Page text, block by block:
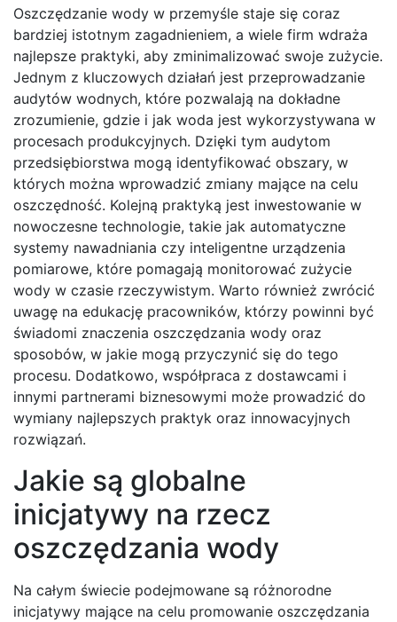
Oszczędzanie wody w przemyśle staje się coraz
bardziej istotnym zagadnieniem, a wiele firm wdraża
najlepsze praktyki, aby zminimalizować swoje zużycie.
Jednym z kluczowych działań jest przeprowadzanie
audytów wodnych, które pozwalają na dokładne
zrozumienie, gdzie i jak woda jest wykorzystywana w
procesach produkcyjnych. Dzięki tym audytom
przedsiębiorstwa mogą identyfikować obszary, w
których można wprowadzić zmiany mające na celu
oszczędność. Kolejną praktyką jest inwestowanie w
nowoczesne technologie, takie jak automatyczne
systemy nawadniania czy inteligentne urządzenia
pomiarowe, które pomagają monitorować zużycie
wody w czasie rzeczywistym. Warto również zwrócić
uwagę na edukację pracowników, którzy powinni być
świadomi znaczenia oszczędzania wody oraz
sposobów, w jakie mogą przyczynić się do tego
procesu. Dodatkowo, współpraca z dostawcami i
innymi partnerami biznesowymi może prowadzić do
wymiany najlepszych praktyk oraz innowacyjnych
rozwiązań.
Jakie są globalne
inicjatywy na rzecz
oszczędzania wody
Na całym świecie podejmowane są różnorodne
inicjatywy mające na celu promowanie oszczędzania